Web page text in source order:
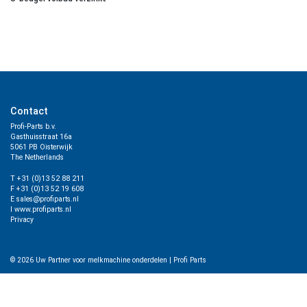
Contact
Profi-Parts b.v.
Gasthuisstraat 16a
5061 PB Oisterwijk
The Netherlands
T +31 (0)13 52 88 211
F +31 (0)13 52 19 608
E sales@profiparts.nl
I www.profiparts.nl
Privacy
© 2026 Uw Partner voor melkmachine onderdelen Profi Parts